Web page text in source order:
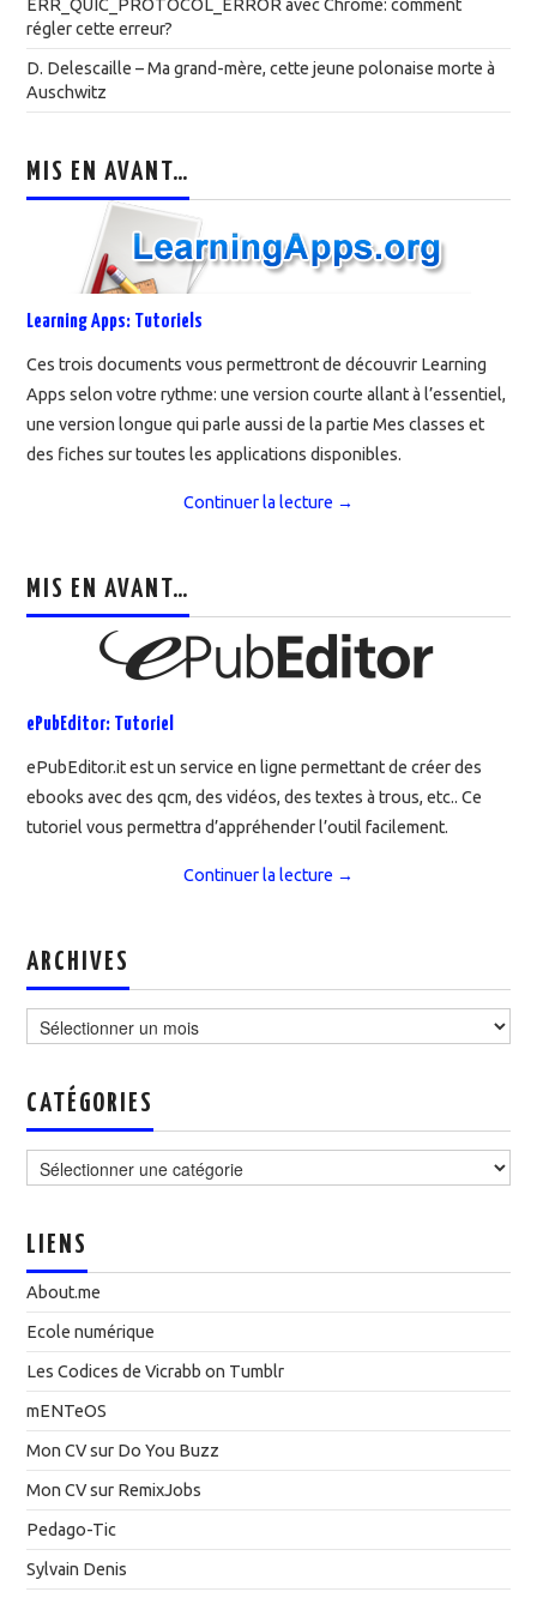
ERR_QUIC_PROTOCOL_ERROR avec Chrome: comment
régler cette erreur?
D. Delescaille – Ma grand-mère, cette jeune polonaise morte à
Auschwitz
MIS EN AVANT…
Learning Apps: Tutoriels
Ces trois documents vous permettront de découvrir Learning
Apps selon votre rythme: une version courte allant à l’essentiel,
une version longue qui parle aussi de la partie Mes classes et
des fiches sur toutes les applications disponibles.
Continuer la lecture →
MIS EN AVANT…
ePubEditor: Tutoriel
ePubEditor.it est un service en ligne permettant de créer des
ebooks avec des qcm, des vidéos, des textes à trous, etc.. Ce
tutoriel vous permettra d’appréhender l’outil facilement.
Continuer la lecture →
ARCHIVES
CATÉGORIES
LIENS
About.me
Ecole numérique
Les Codices de Vicrabb on Tumblr
mENTeOS
Mon CV sur Do You Buzz
Mon CV sur RemixJobs
Pedago-Tic
Sylvain Denis